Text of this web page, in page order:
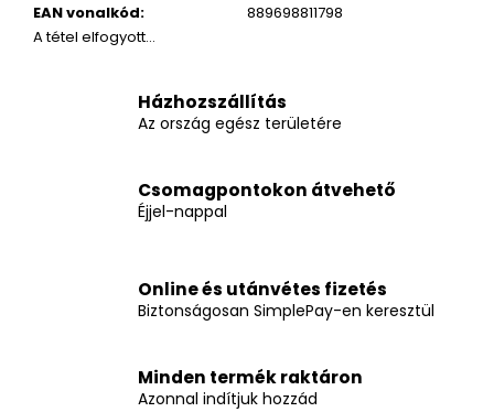
EAN vonalkód:
889698811798
A tétel elfogyott…
Házhozszállítás
Az ország egész területére
Csomagpontokon átvehető
Éjjel-nappal
Online és utánvétes fizetés
Biztonságosan SimplePay-en keresztül
Minden termék raktáron
Azonnal indítjuk hozzád